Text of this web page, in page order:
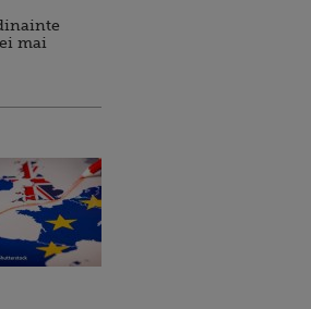
mai